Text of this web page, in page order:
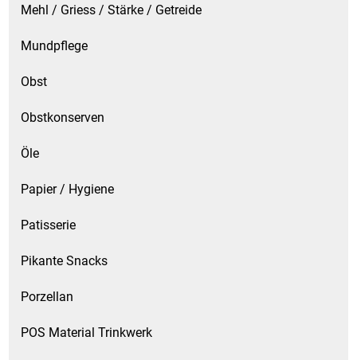
Mehl / Griess / Stärke / Getreide
Mundpflege
Obst
Obstkonserven
Öle
Papier / Hygiene
Patisserie
Pikante Snacks
Porzellan
POS Material Trinkwerk